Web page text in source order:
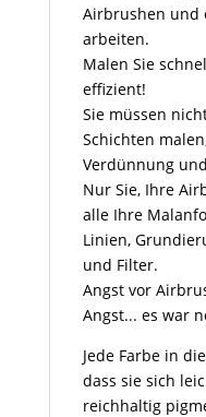
Airbrushen und
arbeiten.
Malen Sie
effizient!
Sie müssen
Schichten
Verdünnung
Nur Sie, Ihre
alle Ihre
Linien,
und Filter.
Angst vor
Angst... es war
Jede Farbe in
dass sie sich
reichhaltig